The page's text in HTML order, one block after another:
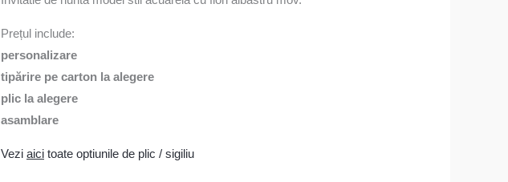
Prețul include:
personalizare
tipărire pe carton la alegere
plic la alegere
asamblare
Vezi aici toate optiunile de plic / sigiliu